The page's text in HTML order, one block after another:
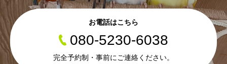
お電話はこちら
080-5230-6038
完全予約制・事前にご連絡ください。